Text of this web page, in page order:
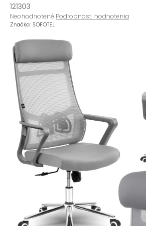
121303
Priemerné
hodnotenie
je
0,0
hviezdičiek.
Neohodnotené Podrobnosti hodnotenia
Značka: SOFOTEL